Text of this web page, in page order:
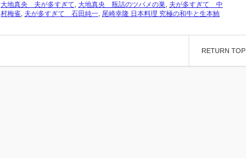
大地真央 夫が多すぎて 大地真央 瓶詰のツバメの巣 夫が多すぎて 中
村梅雀 夫が多すぎて 石田純一 尾崎幸隆 日本料理 究極の和牛と生本鮪
RETURN TOP